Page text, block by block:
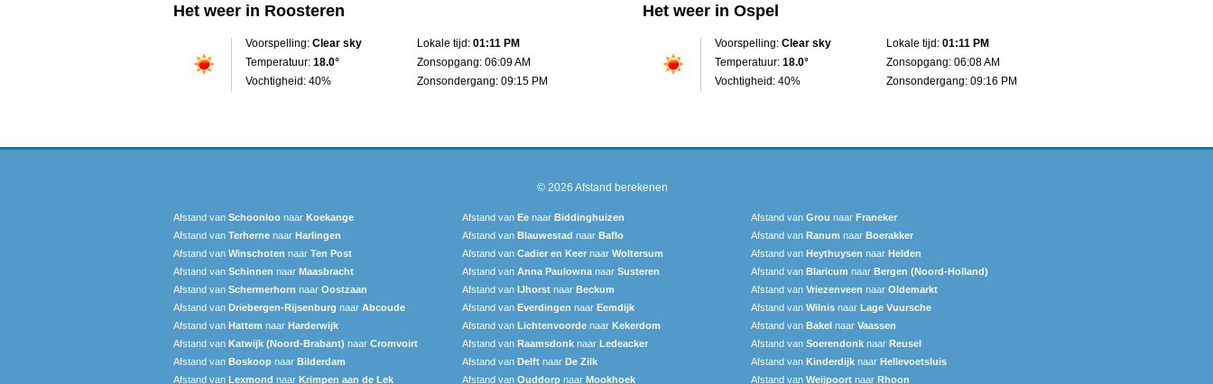
Het weer in Roosteren
Voorspelling: Clear sky
Temperatuur: 18.0°
Vochtigheid: 40%
Lokale tijd: 01:11 PM
Zonsopgang: 06:09 AM
Zonsondergang: 09:15 PM
Het weer in Ospel
Voorspelling: Clear sky
Temperatuur: 18.0°
Vochtigheid: 40%
Lokale tijd: 01:11 PM
Zonsopgang: 06:08 AM
Zonsondergang: 09:16 PM
© 2026 Afstand berekenen
Afstand van Schoonloo naar Koekange Afstand van Ee naar Biddinghuizen Afstand van Grou naar Franeker
Afstand van Terherne naar Harlingen Afstand van Blauwestad naar Baflo Afstand van Ranum naar Boerakker
Afstand van Winschoten naar Ten Post Afstand van Cadier en Keer naar Woltersum Afstand van Heythuysen naar Helden
Afstand van Schinnen naar Maasbracht Afstand van Anna Paulowna naar Susteren Afstand van Blaricum naar Bergen (Noord-Holland)
Afstand van Schermerhorn naar Oostzaan Afstand van IJhorst naar Beckum Afstand van Vriezenveen naar Oldemarkt
Afstand van Driebergen-Rijsenburg naar Abcoude Afstand van Everdingen naar Eemdijk Afstand van Wilnis naar Lage Vuursche
Afstand van Hattem naar Harderwijk Afstand van Lichtenvoorde naar Kekerdom Afstand van Bakel naar Vaassen
Afstand van Katwijk (Noord-Brabant) naar Cromvoirt Afstand van Raamsdonk naar Ledeacker Afstand van Soerendonk naar Reusel
Afstand van Boskoop naar Bilderdam Afstand van Delft naar De Zilk Afstand van Kinderdijk naar Hellevoetsluis
Afstand van Lexmond naar Krimpen aan de Lek Afstand van Ouddorp naar Mookhoek Afstand van Weijpoort naar Rhoon